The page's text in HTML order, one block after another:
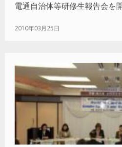
電通自治体等研修生報告会を
2010年03月25日